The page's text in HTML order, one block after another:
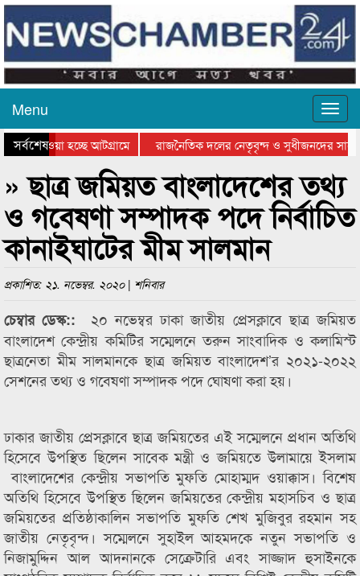
Menu
সর্বশেষ
যাওয়া হচ্ছে আটগ্রামে
রাজনৈতিক দলের নেতৃবৃন্দ ও সুধীজনদের সাথে
পুরস্কার বিতরণ সম্পন্ন
» ছাত্র জমিয়ত বাংলাদেশের তথ্য
ও গবেষণা সম্পাদক পদে নির্বাচিত
কানাইঘাটের মীম সালমান
প্রকাশিত: ২১. নভেম্বর. ২০২০ | শনিবার
চেম্বার ডেস্ক::
২০ নভেম্বর ঢাকা জাতীয় প্রেসক্লাবে ছাত্র জমিয়ত
বাংলাদেশ কেন্দ্রীয় কমিটির সম্মেলনে তরুন সাংবাদিক ও কলামিস্ট
ছাত্রনেতা মীম সালমানকে ছাত্র জমিয়ত বাংলাদেশ’র ২০২১-২০২২
সেশনের তথ্য ও গবেষণা সম্পাদক পদে ঘোষণা করা হয়।
ঢাকার জাতীয় প্রেসক্লাবে ছাত্র জমিয়তের এই সম্মেলনে প্রধান অতিথি
হিসেবে উপস্থিত ছিলেন সাবেক মন্ত্রী ও জমিয়তে উলামায়ে ইসলাম
বাংলাদেশের কেন্দ্রীয় সভাপতি মুফতি মোহাম্মদ ওয়াক্কাস। বিশেষ
অতিথি হিসেবে উপস্থিত ছিলেন জমিয়তের কেন্দ্রীয় মহাসচিব ও ছাত্র
জমিয়তের প্রতিষ্ঠাকালিন সভাপতি মুফতি শেখ মুজিবুর রহমান সহ
জাতীয় নেতৃবৃন্দ। সম্মেলনে সুহাইল আহমদকে নতুন সভাপতি ও
নিজামুদ্দিন আল আদনানকে সেক্রেটারি এবং সাজ্জাদ হুসাইনকে